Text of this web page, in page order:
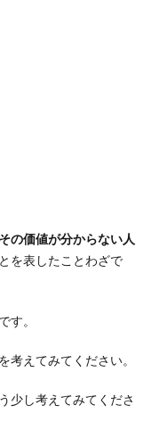
の価値が分からない人
を表したことわざで
す。
考えてみてください。
少し考えてみてくださ